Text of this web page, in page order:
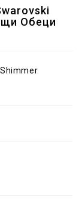
Обеци